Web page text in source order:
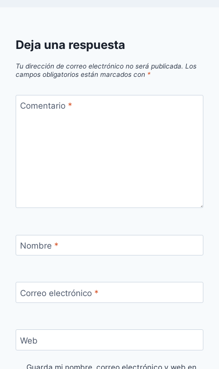
Deja una respuesta
Tu dirección de correo electrónico no será publicada. Los
campos obligatorios están marcados con *
Comentario *
Nombre *
Correo electrónico *
Web